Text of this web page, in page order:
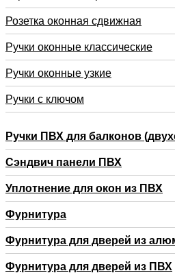
Розетка оконная сдвижная
Ручки оконные классические
Ручки оконные узкие
Ручки с ключом
Ручки ПВХ для балконов
Сэндвич панели ПВХ
Уплотнение для окон из ПВХ
Фурнитура
Фурнитура для дверей из
Фурнитура для дверей из ПВХ